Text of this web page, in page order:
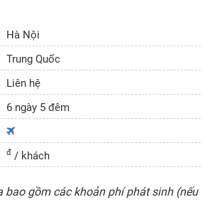
Hà Nội
Trung Quốc
Liên hệ
6 ngày 5 đêm
đ / khách
bao gồm các khoản phí phát sinh (nếu